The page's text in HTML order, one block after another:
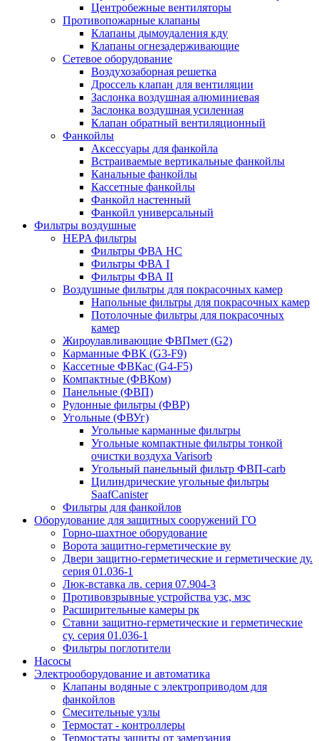
Центробежные вентиляторы
Противопожарные клапаны
Клапаны дымоудаления кду
Клапаны огнезадерживающие
Сетевое оборудование
Воздухозаборная решетка
Дроссель клапан для вентиляции
Заслонка воздушная алюминиевая
Заслонка воздушная усиленная
Клапан обратный вентиляционный
Фанкойлы
Аксессуары для фанкойла
Встраиваемые вертикальные фанкойлы
Канальные фанкойлы
Кассетные фанкойлы
Фанкойл настенный
Фанкойл универсальный
Фильтры воздушные
HEPA фильтры
Фильтры ФВА HC
Фильтры ФВА I
Фильтры ФВА II
Воздушные фильтры для покрасочных камер
Напольные фильтры для покрасочных камер
Потолочные фильтры для покрасочных
камер
Жироулавливающие ФВПмет (G2)
Карманные ФВК (G3-F9)
Кассетные ФВКас (G4-F5)
Компактные (ФВКом)
Панельные (ФВП)
Рулонные фильтры (ФВР)
Угольные (ФВУг)
Угольные карманные фильтры
Угольные компактные фильтры тонкой
очистки воздуха Varisorb
Угольный панельный фильтр ФВП-carb
Цилиндрические угольные фильтры
SaafCanister
Фильтры для фанкойлов
Оборудование для защитных сооружений ГО
Горно-шахтное оборудование
Ворота защитно-герметические ву
Двери защитно-герметические и герметические ду.
серия 01.036-1
Люк-вставка лв. серия 07.904-3
Противовзрывные устройства узс, мзс
Расширительные камеры рк
Ставни защитно-герметические и герметические
су. серия 01.036-1
Фильтры поглотители
Насосы
Электрооборудование и автоматика
Клапаны водяные с электроприводом для
фанкойлов
Смесительные узлы
Термостат - контроллеры
Термостаты защиты от замерзания